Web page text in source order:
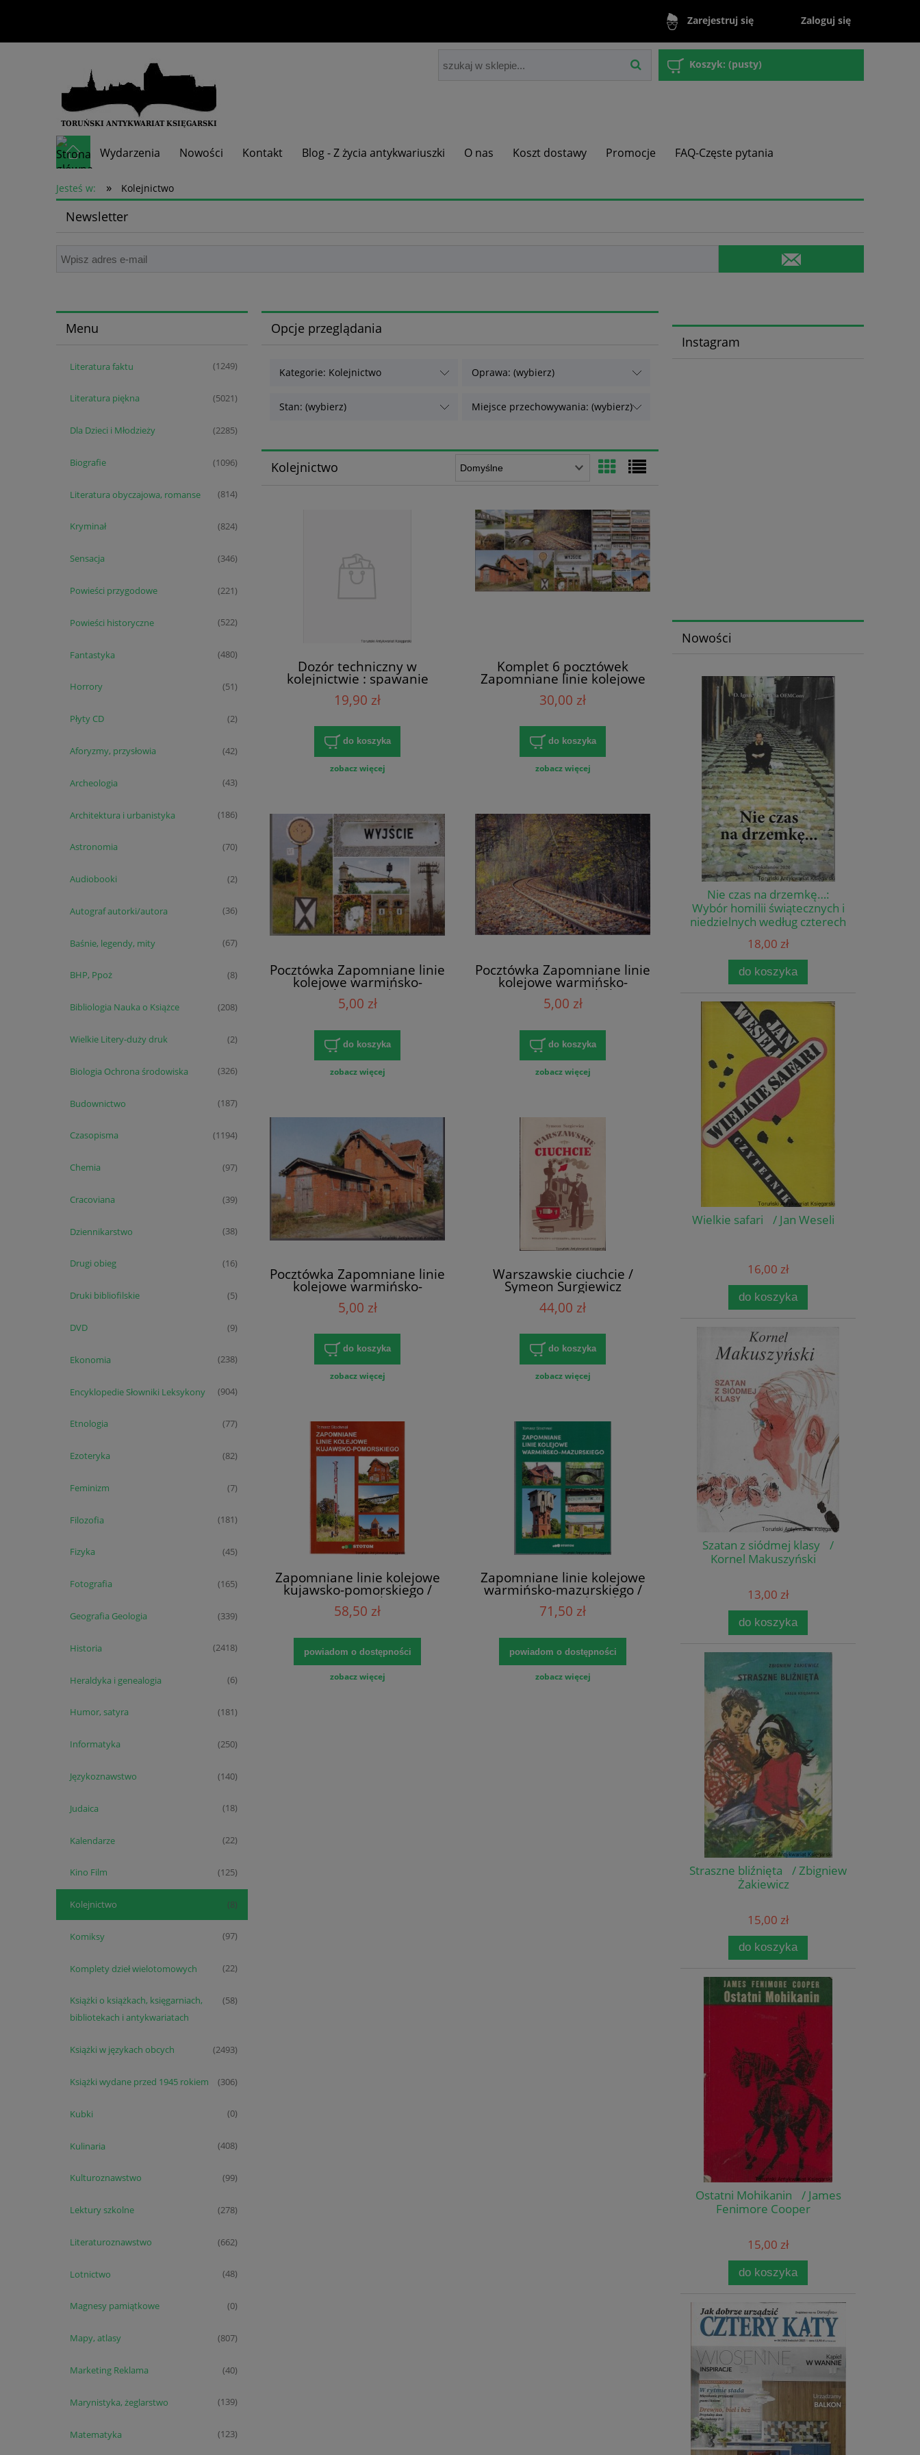
Zarejestruj się Zaloguj się
Koszyk: (pusty)
Wydarzenia Nowości Kontakt Blog - Z życia antykwariuszki O nas Koszt dostawy Promocje FAQ-Częste pytania
Skup książek
Jesteś w: » Kolejnictwo
Newsletter
Menu
Literatura faktu (1249)
Literatura piękna (5021)
Dla Dzieci i Młodzieży (2285)
Biografie (1096)
Literatura obyczajowa, romanse (814)
Kryminał (824)
Sensacja (346)
Powieści przygodowe (221)
Powieści historyczne (522)
Fantastyka (480)
Horrory (51)
Płyty CD (2)
Aforyzmy, przysłowia (42)
Archeologia (43)
Architektura i urbanistyka (186)
Astronomia (70)
Audiobooki (2)
Autograf autorki/autora (36)
Baśnie, legendy, mity (67)
BHP, Ppoż (8)
Bibliologia Nauka o Książce (208)
Wielkie Litery-duży druk (2)
Biologia Ochrona środowiska (326)
Budownictwo (187)
Czasopisma (1194)
Chemia (97)
Cracoviana (39)
Dziennikarstwo (38)
Drugi obieg (16)
Druki bibliofilskie (5)
DVD (9)
Ekonomia (238)
Encyklopedie Słowniki Leksykony (904)
Etnologia (77)
Ezoteryka (82)
Feminizm (7)
Filozofia (181)
Fizyka (45)
Fotografia (165)
Geografia Geologia (339)
Historia (2418)
Heraldyka i genealogia (6)
Humor, satyra (181)
Informatyka (250)
Językoznawstwo (140)
Judaica (18)
Kalendarze (22)
Kino Film (125)
Kolejnictwo (8)
Komiksy (97)
Komplety dzieł wielotomowych (22)
Książki o książkach, księgarniach,
bibliotekach i antykwariatach
(58)
Książki w językach obcych (2493)
Książki wydane przed 1945 rokiem (306)
Kubki (0)
Kulinaria (408)
Kulturoznawstwo (99)
Lektury szkolne (278)
Literaturoznawstwo (662)
Lotnictwo (48)
Magnesy pamiątkowe (0)
Mapy, atlasy (807)
Marketing Reklama (40)
Marynistyka, żeglarstwo (139)
Matematyka (123)
Opcje przeglądania
Kategorie: Kolejnictwo Oprawa: (wybierz)
Stan: (wybierz) Miejsce przechowywania: (wybierz)
Kolejnictwo
Dozór techniczny w
kolejnictwie : spawanie
gazowe / inż. Stefan Bielecki,
mgr inż. Erwin Leśniak
19,90 zł
do koszyka
zobacz więcej
Komplet 6 pocztówek
Zapomniane linie kolejowe
warmińsko-mazurskiego /
Tomasz Stochmal
30,00 zł
do koszyka
zobacz więcej
Pocztówka Zapomniane linie
kolejowe warmińsko-
mazurskiego: Kolejowe
skarby / Tomasz Stochmal
5,00 zł
do koszyka
zobacz więcej
Pocztówka Zapomniane linie
kolejowe warmińsko-
mazurskiego: Linia kolejowa
223 Czerwonka-Ełk / Tomasz
5,00 zł
do koszyka
zobacz więcej
Pocztówka Zapomniane linie
kolejowe warmińsko-
mazurskiego: Linia kolejowa
259 Kętrzyn-Węgorzewo /
5,00 zł
do koszyka
zobacz więcej
Warszawskie ciuchcie /
Symeon Surgiewicz
44,00 zł
do koszyka
zobacz więcej
Zapomniane linie kolejowe
kujawsko-pomorskiego /
Tomasz Stochmal
58,50 zł
powiadom o dostępności
zobacz więcej
Zapomniane linie kolejowe
warmińsko-mazurskiego /
Tomasz Stochmal
71,50 zł
powiadom o dostępności
zobacz więcej
Instagram
Nowości
Nie czas na drzemkę…:
Wybór homilii świątecznych i
niedzielnych według czterech
Ewangelii / O. Ignacy
Kosmana OFMConv
18,00 zł
do koszyka
Wielkie safari / Jan Weseli
16,00 zł
do koszyka
Szatan z siódmej klasy /
Kornel Makuszyński
13,00 zł
do koszyka
Straszne bliźnięta / Zbigniew
Żakiewicz
15,00 zł
do koszyka
Ostatni Mohikanin / James
Fenimore Cooper
15,00 zł
do koszyka